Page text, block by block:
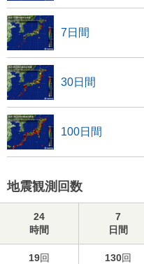
7日間
30日間
100日間
地震観測回数
24
時間
7
日間
19回 130回